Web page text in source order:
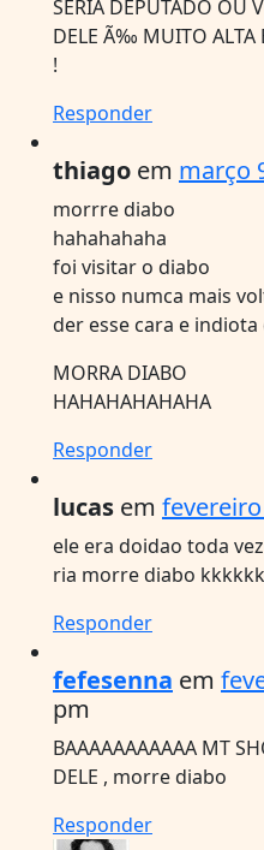
SERIA DEPUTADO OU
DELE Ã‰ MUITO ALTA
!
Responder
thiago em março
morrre diabo
hahahahaha
foi visitar o diabo
e nisso numca mais
der esse cara e indiota
MORRA DIABO
HAHAHAHAHAHA
Responder
lucas em fevereiro
ele era doidao toda
ria morre diabo
Responder
fefesenna em
pm
BAAAAAAAAAAA MT
DELE , morre diabo
Responder